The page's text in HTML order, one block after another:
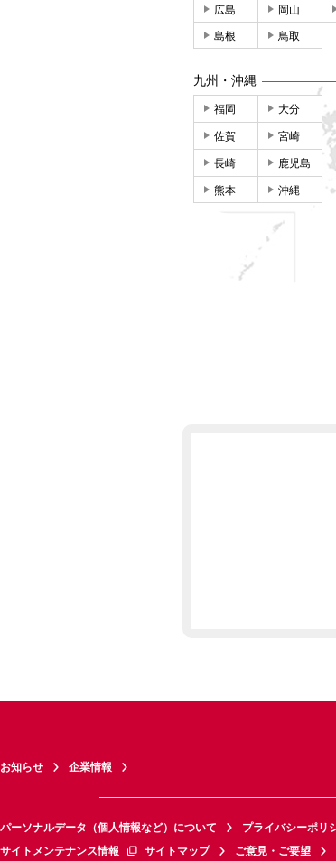
広島 岡山
島根 鳥取
九州・沖縄
福岡 大分
佐賀 宮崎
長崎 鹿児島
熊本 沖縄
お知らせ 企業情報
パーソナルデータ（個人情報など）について プライバシーポリ
サイトメンテナンス情報
サイトマップ ご意見・ご要望